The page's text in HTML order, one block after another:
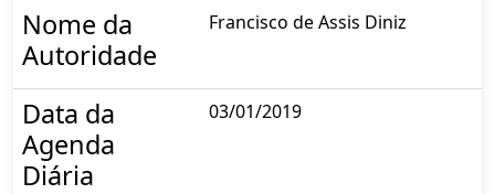
Nome da
Autoridade
Francisco de Assis Diniz
Data da
Agenda
Diária
03/01/2019